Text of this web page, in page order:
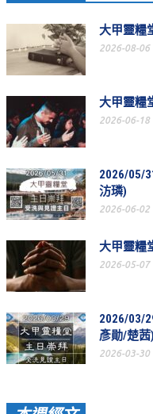
滿溢小組
新婦小組
成人牧區
和平小組
溫柔小組
大安小組
上騰小組
松柏牧區
禱告守望
小組代禱
大甲靈糧
2026-08-06
大甲靈糧
2026-06-18
2026/05/
汸璘)
2026-06-02
大甲靈糧
2026-05-07
2026/03/
彥勛/楚茜)
2026-03-30